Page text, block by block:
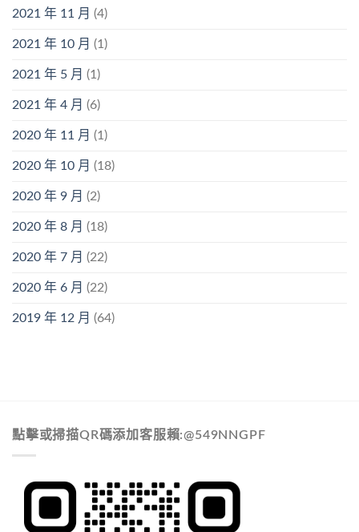
2021 年 11 月 (4)
2021 年 10 月 (1)
2021 年 5 月 (1)
2021 年 4 月 (6)
2020 年 11 月 (1)
2020 年 10 月 (18)
2020 年 9 月 (2)
2020 年 8 月 (18)
2020 年 7 月 (22)
2020 年 6 月 (22)
2019 年 12 月 (64)
點擊或掃描QR碼添加客服賴:@549NNGPF